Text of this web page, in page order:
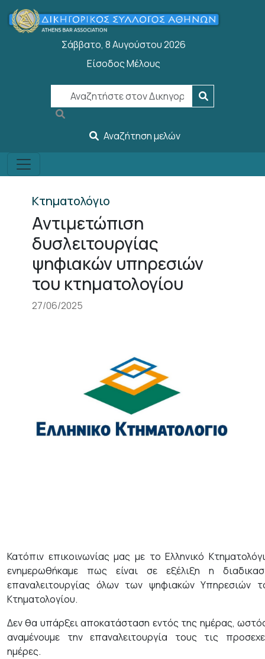
Παράκαμψη προς το κυρίως περιεχόμενο
Σάββατο, 8 Αυγούστου 2026
User account menu
Είσοδος Μέλους
Αναζήτηση μελών
Κτηματολόγιο
Αντιμετώπιση
δυσλειτουργίας
ψηφιακών υπηρεσιών
του κτηματολογίου
27/06/2025
Κατόπιν επικοινωνίας μας με το Ελληνικό
ενημερωθήκαμε πως είναι σε εξέλιξη η
επαναλειτουργίας όλων των ψηφιακών Υπηρεσιών
Κτηματολογίου.
Δεν θα υπάρξει αποκατάσταση εντός της ημέρας,
αναμένουμε την επαναλειτουργία τους τις
ημέρες.